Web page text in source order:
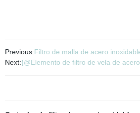
Previous:Filtro de malla de acero
Next:{@Elemento de filtro de vela de